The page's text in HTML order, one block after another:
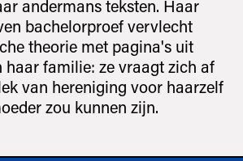
andermans teksten. Haar
bachelorproef vervlecht
theorie met pagina's uit
familie: ze vraagt zich af
van hereniging voor haarzelf
zou kunnen zijn.